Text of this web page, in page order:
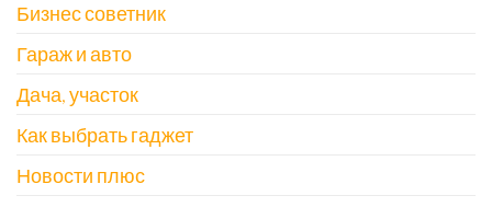
Бизнес советник
Гараж и авто
Дача, участок
Как выбрать гаджет
Новости плюс